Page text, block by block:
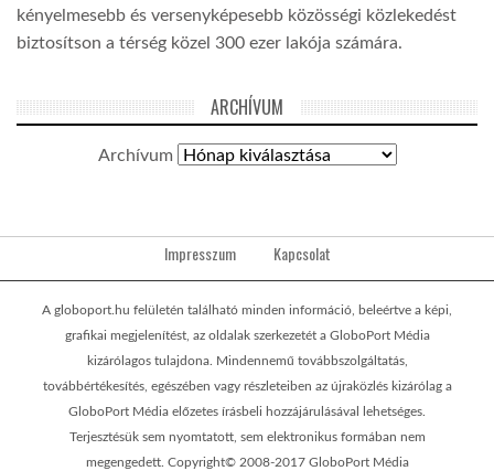
kényelmesebb és versenyképesebb közösségi közlekedést
biztosítson a térség közel 300 ezer lakója számára.
ARCHÍVUM
Archívum
Impresszum Kapcsolat
A globoport.hu felületén található minden információ, beleértve a képi,
grafikai megjelenítést, az oldalak szerkezetét a GloboPort Média
kizárólagos tulajdona. Mindennemű továbbszolgáltatás,
továbbértékesítés, egészében vagy részleteiben az újraközlés kizárólag a
GloboPort Média előzetes írásbeli hozzájárulásával lehetséges.
Terjesztésük sem nyomtatott, sem elektronikus formában nem
megengedett. Copyright© 2008-2017 GloboPort Média